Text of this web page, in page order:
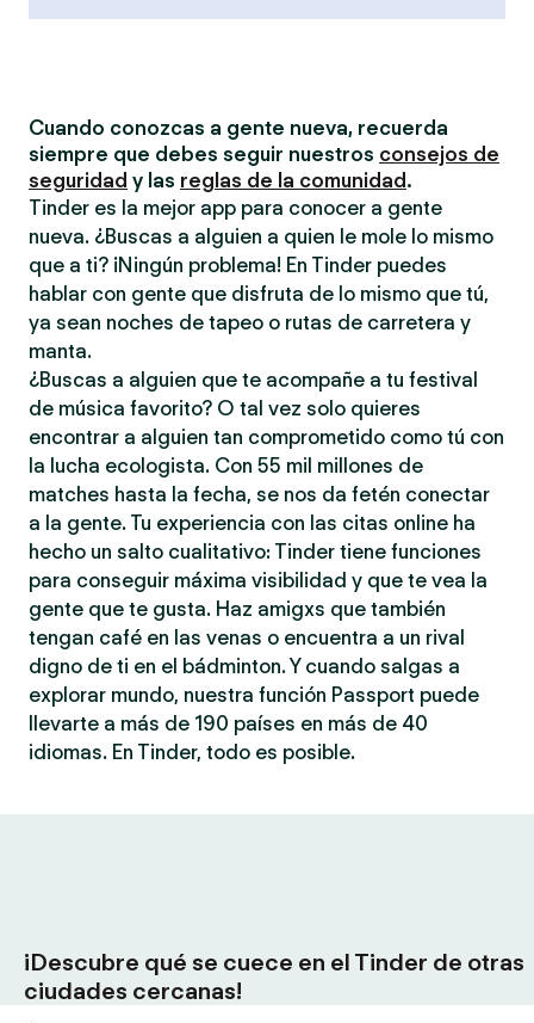
Cuando conozcas a gente nueva, recuerda
siempre que debes seguir nuestros consejos de
seguridad y las reglas de la comunidad .
Tinder es la mejor app para conocer a gente
nueva. ¿Buscas a alguien a quien le mole lo mismo
que a ti? ¡Ningún problema! En Tinder puedes
hablar con gente que disfruta de lo mismo que tú,
ya sean noches de tapeo o rutas de carretera y
manta.
¿Buscas a alguien que te acompañe a tu festival
de música favorito? O tal vez solo quieres
encontrar a alguien tan comprometido como tú con
la lucha ecologista. Con 55 mil millones de
matches hasta la fecha, se nos da fetén conectar
a la gente. Tu experiencia con las citas online ha
hecho un salto cualitativo: Tinder tiene funciones
para conseguir máxima visibilidad y que te vea la
gente que te gusta. Haz amigxs que también
tengan café en las venas o encuentra a un rival
digno de ti en el bádminton. Y cuando salgas a
explorar mundo, nuestra función Passport puede
llevarte a más de 190 países en más de 40
idiomas. En Tinder, todo es posible.
¡Descubre qué se cuece en el Tinder de otras
ciudades cercanas!